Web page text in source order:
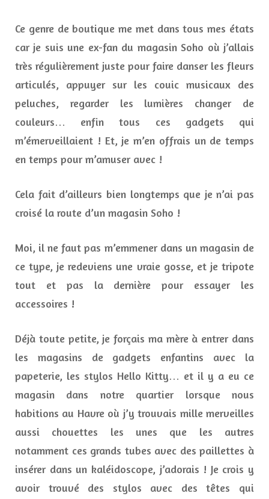
Ce genre de boutique me met dans tous mes états
car je suis une ex-fan du magasin Soho où j’allais
très régulièrement juste pour faire danser les fleurs
articulés, appuyer sur les couic musicaux des
peluches, regarder les lumières changer de
couleurs… enfin tous ces gadgets qui
m’émerveillaient ! Et, je m’en offrais un de temps
en temps pour m’amuser avec !
Cela fait d’ailleurs bien longtemps que je n’ai pas
croisé la route d’un magasin Soho !
Moi, il ne faut pas m’emmener dans un magasin de
ce type, je redeviens une vraie gosse, et je tripote
tout et pas la dernière pour essayer les
accessoires !
Déjà toute petite, je forçais ma mère à entrer dans
les magasins de gadgets enfantins avec la
papeterie, les stylos Hello Kitty… et il y a eu ce
magasin dans notre quartier lorsque nous
habitions au Havre où j’y trouvais mille merveilles
aussi chouettes les unes que les autres
notamment ces grands tubes avec des paillettes à
insérer dans un kaléidoscope, j’adorais ! Je crois y
avoir trouvé des stylos avec des têtes qui